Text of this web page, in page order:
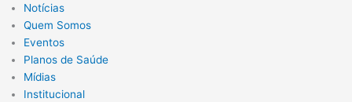
Notícias
Quem Somos
Eventos
Planos de Saúde
Mídias
Institucional